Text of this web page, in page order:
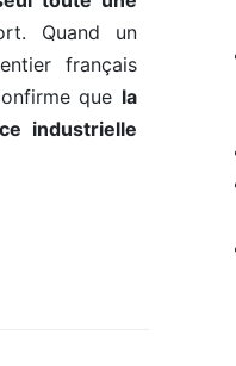
Quand un
français
que la
industrielle